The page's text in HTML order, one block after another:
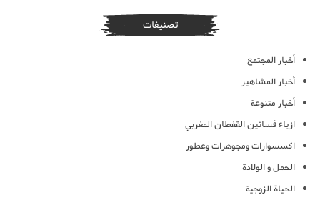
تصنيفات
أخبار المجتمع
أخبار المشاهير
أخبار متنوعة
ازياء فساتين القفطان المغربي
اكسسوارات ومجوهرات وعطور
الحمل و الولادة
الحياة الزوجية